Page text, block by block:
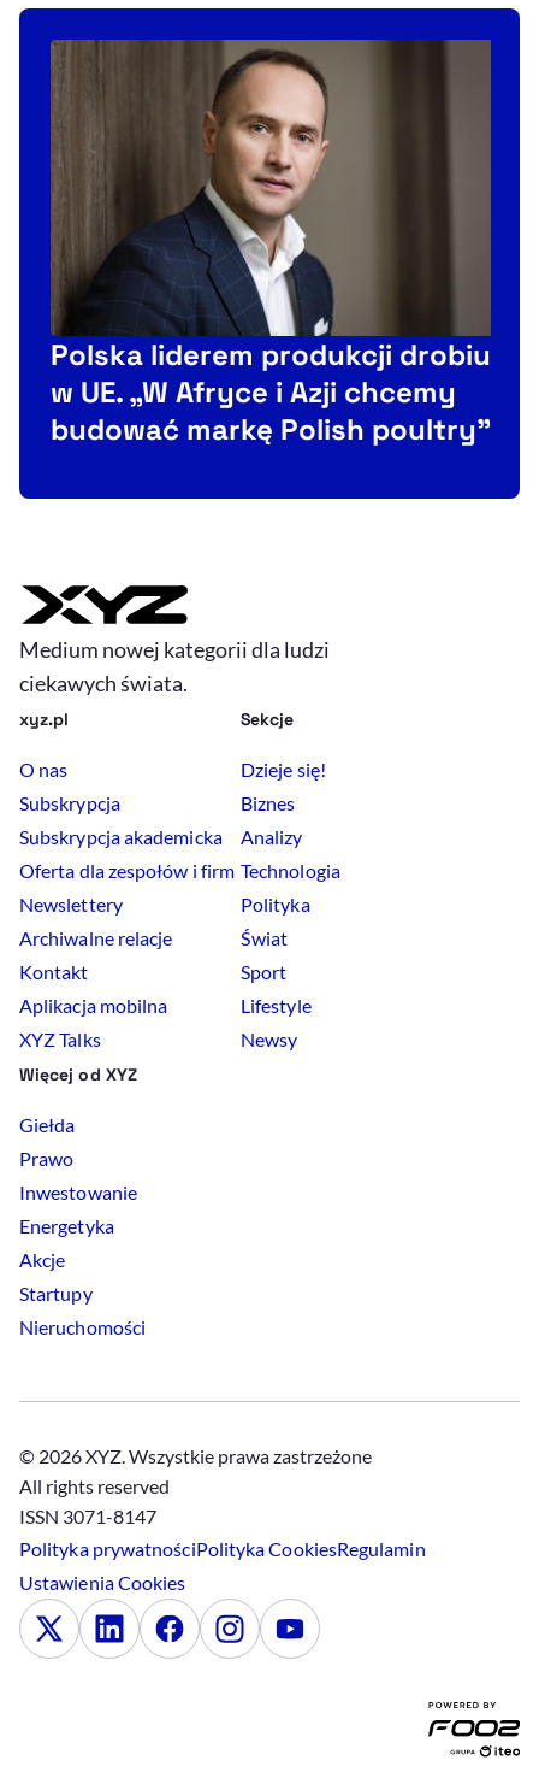
Polska liderem produkcji drobiu
w UE. „W Afryce i Azji chcemy
budować markę Polish poultry"
Medium nowej kategorii dla ludzi
ciekawych świata.
xyz.pl
O nas
Subskrypcja
Subskrypcja akademicka
Oferta dla zespołów i firm
Newslettery
Archiwalne relacje
Kontakt
Aplikacja mobilna
XYZ Talks
Sekcje
Dzieje się!
Biznes
Analizy
Technologia
Polityka
Świat
Sport
Lifestyle
Newsy
Więcej od XYZ
Giełda
Prawo
Inwestowanie
Energetyka
Akcje
Startupy
Nieruchomości
© 2026 XYZ. Wszystkie prawa zastrzeżone
All rights reserved
ISSN 3071-8147
Polityka prywatnościPolitykaCookiesRegulamin
UstawieniaCookies
x LinkedinFacebookInstagramYoutube